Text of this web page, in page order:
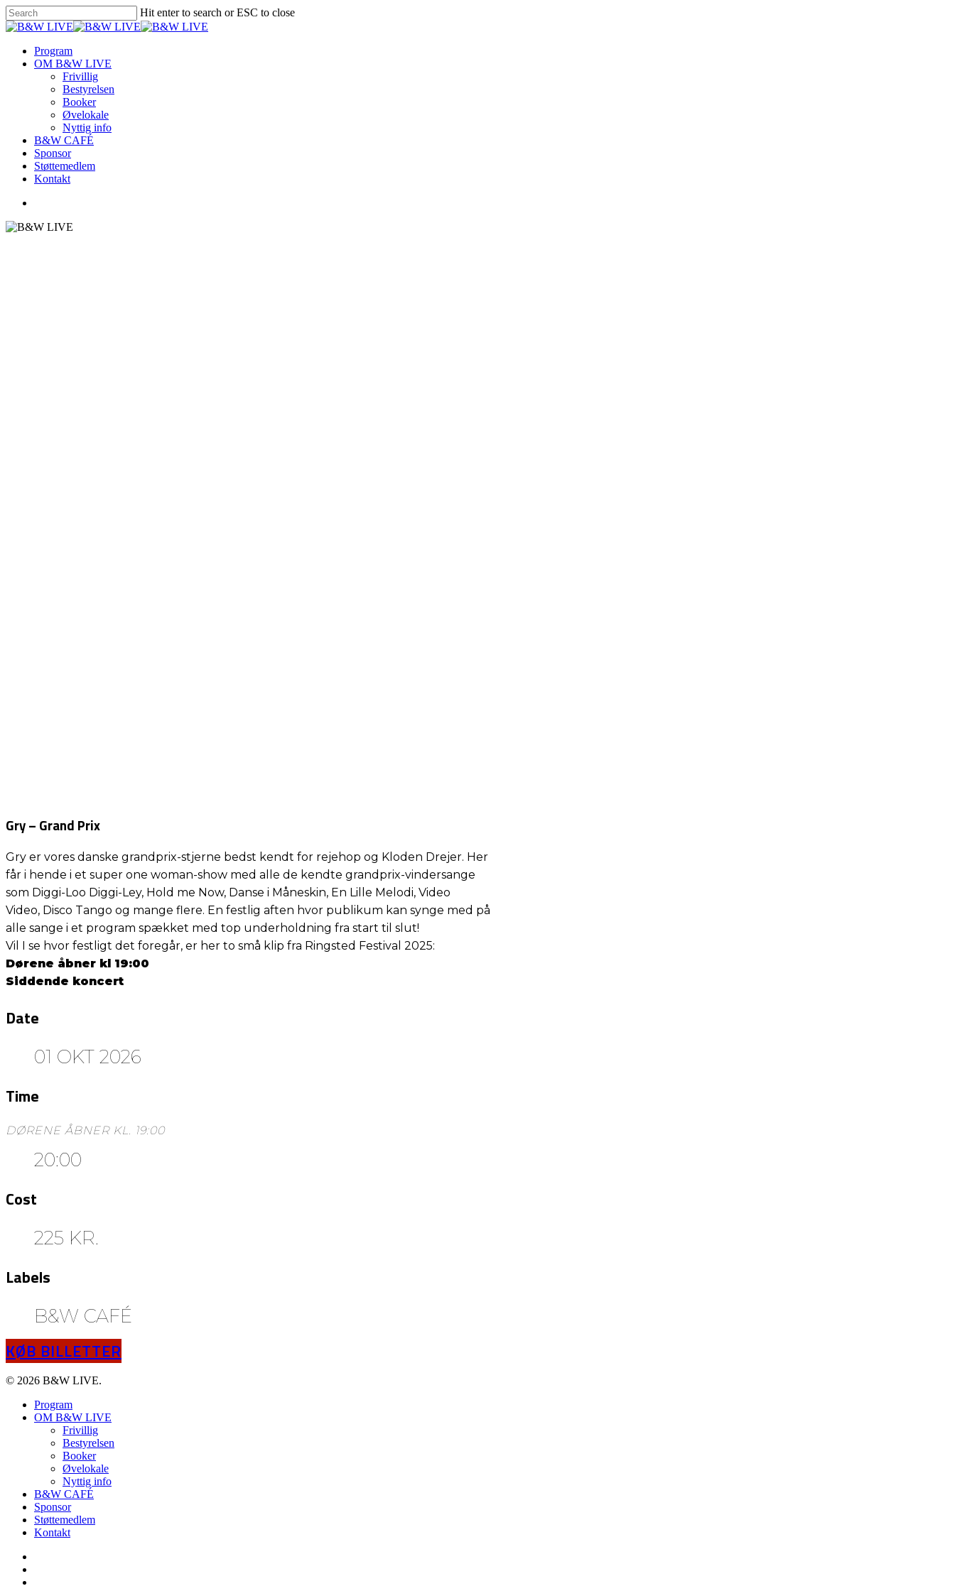
Hit enter to search or ESC to close
Program
OM B&W LIVE
Frivillig
Bestyrelsen
Booker
Øvelokale
Nyttig info
B&W CAFÉ
Sponsor
Støttemedlem
Kontakt
Gry – Grand Prix
Gry er vores danske grandprix-stjerne bedst kendt for rejehop og Kloden Drejer. Her
får i hende i et super one woman-show med alle de kendte grandprix-vindersange
som Diggi-Loo Diggi-Ley, Hold me Now, Danse i Måneskin, En Lille Melodi, Video
Video, Disco Tango og mange flere. En festlig aften hvor publikum kan synge med på
alle sange i et program spækket med top underholdning fra start til slut!
Vil I se hvor festligt det foregår, er her to små klip fra Ringsted Festival 2025:
Dørene åbner kl 19:00
Siddende koncert
Date
01 OKT 2026
Time
DØRENE ÅBNER KL. 19:00
20:00
Cost
225 KR.
Labels
B&W CAFÉ
KØB BILLETTER
© 2026 B&W LIVE.
Program
OM B&W LIVE
Frivillig
Bestyrelsen
Booker
Øvelokale
Nyttig info
B&W CAFÉ
Sponsor
Støttemedlem
Kontakt